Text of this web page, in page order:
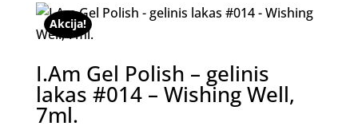
Akcija!
I.Am Gel Polish – gelinis
lakas #014 – Wishing Well,
7ml.